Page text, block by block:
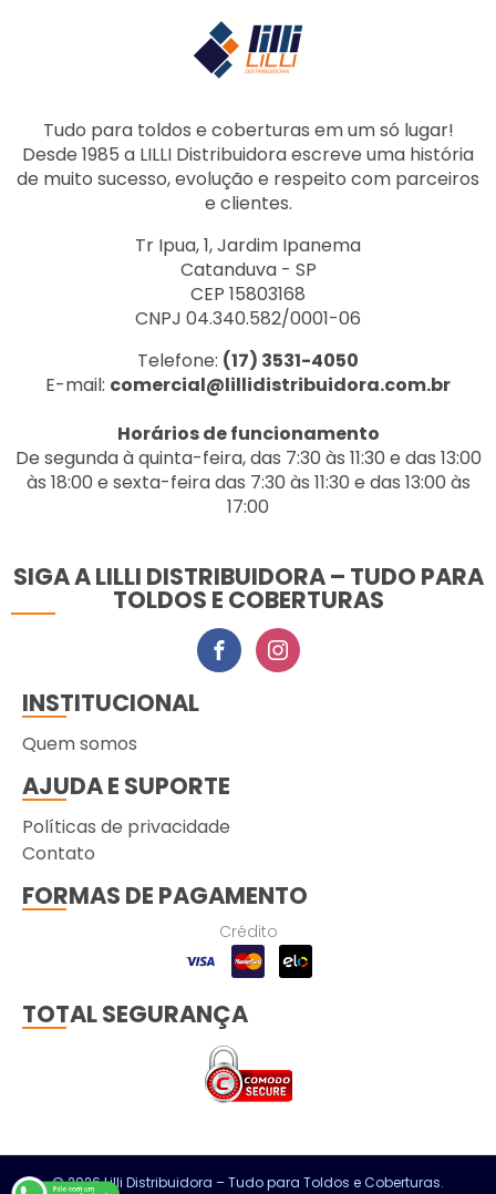
Tudo para toldos e coberturas em um só lugar!
Desde 1985 a LILLI Distribuidora escreve uma história
de muito sucesso, evolução e respeito com parceiros
e clientes.
Tr Ipua, 1, Jardim Ipanema
Catanduva - SP
CEP 15803168
CNPJ 04.340.582/0001-06
Telefone: (17) 3531-4050
E-mail: comercial@lillidistribuidora.com.br
Horários de funcionamento
De segunda à quinta-feira, das 7:30 às 11:30 e das 13:00
às 18:00 e sexta-feira das 7:30 às 11:30 e das 13:00 às
17:00
SIGA A LILLI DISTRIBUIDORA – TUDO PARA
TOLDOS E COBERTURAS
INSTITUCIONAL
Quem somos
AJUDA E SUPORTE
Políticas de privacidade
Contato
FORMAS DE PAGAMENTO
Crédito
TOTAL SEGURANÇA
© 2026 Lilli Distribuidora – Tudo para Toldos e Coberturas.